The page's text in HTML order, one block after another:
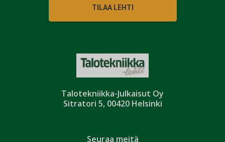
Talotekniikka-Julkaisut Oy
Sitratori 5, 00420 Helsinki
TILAA LEHTI
Seuraa meitä